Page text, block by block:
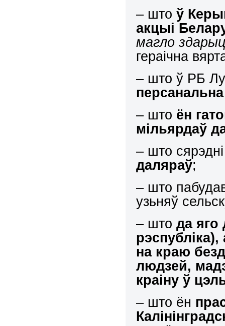
– штоў
акцыі
магло
гераічна
– што ў РБ
персанальна
– што ён
мільярдаў
– што
даляраў;
– што
узьняў
– штода
рэспубліка),
на краю
людзей,
краіну ў
– што ён